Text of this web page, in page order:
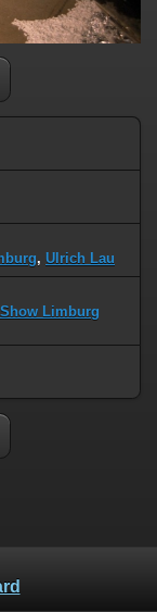
, Ulrich Lau
Limburg